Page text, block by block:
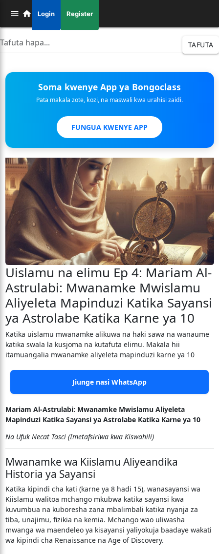
Login Register
TAFUTA
Soma kwenye App ya Bongoclass
Pata makala zote, kozi, na maswali kwa urahisi zaidi.
FUNGUA KWENYE APP
Uislamu na elimu Ep 4: Mariam Al-
Astrulabi: Mwanamke Mwislamu
Aliyeleta Mapinduzi Katika Sayansi
ya Astrolabe Katika Karne ya 10
Katika uislamu mwanamke alikuwa na haki sawa na wanaume
katika swala la kusjoma na kutafuta elimu. Makala hii
itamuangalia mwanamke aliyeleta mapinduzi karne ya 10
Jiunge nasi WhatsApp
Mariam Al-Astrulabi: Mwanamke Mwislamu Aliyeleta
Mapinduzi Katika Sayansi ya Astrolabe Katika Karne ya 10
Na Ufuk Necat Tasci (Imetafsiriwa kwa Kiswahili)
Mwanamke wa Kiislamu Aliyeandika
Historia ya Sayansi
Katika kipindi cha kati (karne ya 8 hadi 15), wanasayansi wa
Kiislamu walitoa mchango mkubwa katika sayansi kwa
kuvumbua na kuboresha zana mbalimbali katika nyanja za
tiba, unajimu, fizikia na kemia. Mchango wao uliwasha
mwanga wa maendeleo ya kisayansi yaliyokuja baadaye wakati
wa kipindi cha Renaissance na Age of Discovery.